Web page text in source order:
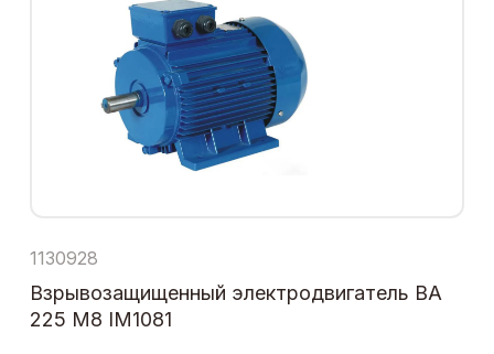
1130928
Взрывозащищенный электродвигатель ВА
225 М8 IM1081